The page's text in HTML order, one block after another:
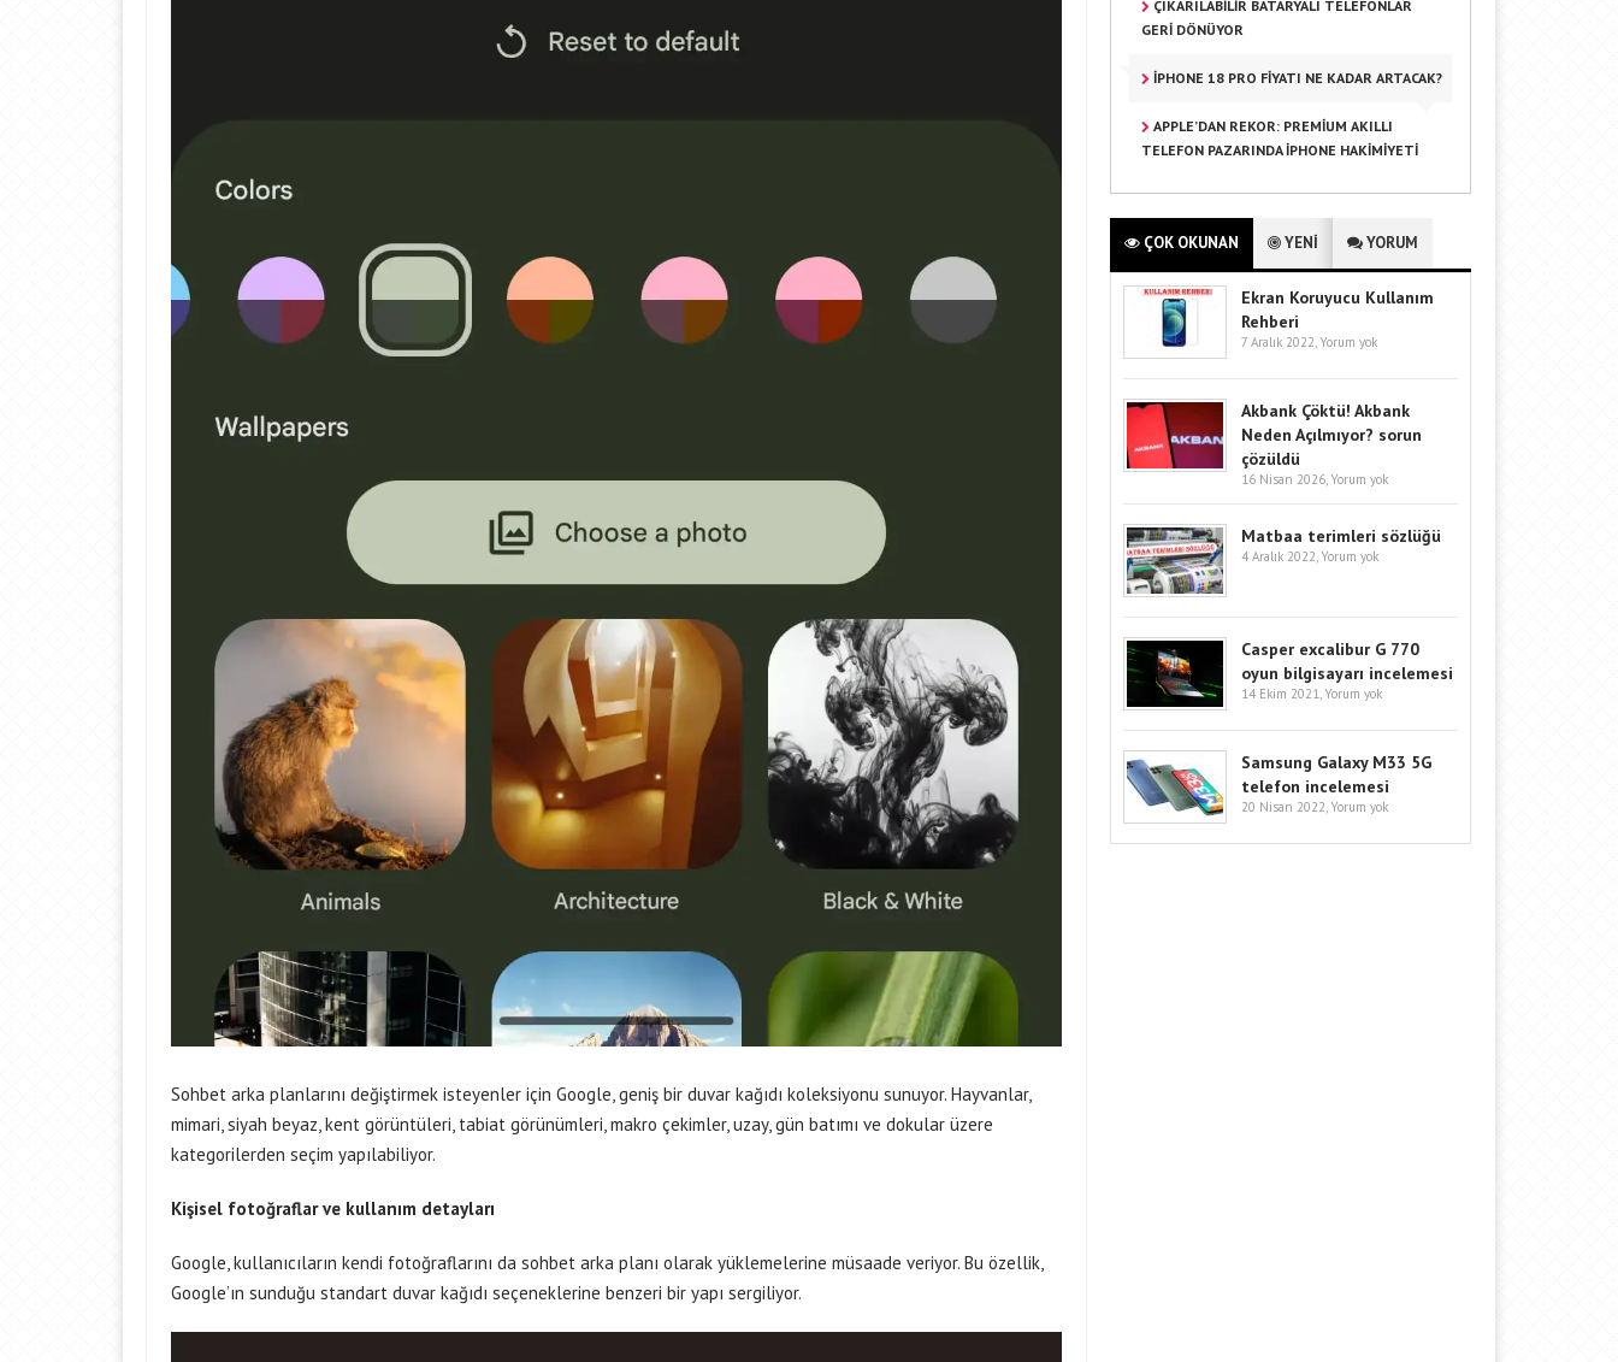
Sohbet arka planlarını değiştirmek isteyenler için Google, geniş bir duvar kağıdı koleksiyonu sunuyor. Hayvanlar,
mimari, siyah beyaz, kent görüntüleri, tabiat görünümleri, makro çekimler, uzay, gün batımı ve dokular üzere
kategorilerden seçim yapılabiliyor.
Kişisel fotoğraflar ve kullanım detayları
Google, kullanıcıların kendi fotoğraflarını da sohbet arka planı olarak yüklemelerine müsaade veriyor. Bu özellik,
Google’ın sunduğu standart duvar kağıdı seçeneklerine benzeri bir yapı sergiliyor.
ÇIKARILABILIR BATARYALI TELEFONLAR
GERI DÖNÜYOR
IPHONE 18 PRO FIYATI NE KADAR ARTACAK?
APPLE’DAN REKOR: PREMIUM AKILLI
TELEFON PAZARINDA IPHONE HAKIMIYETI
ÇOK OKUNAN YENİ YORUM
Ekran Koruyucu Kullanım
Rehberi
7 Aralık 2022, Yorum yok
Akbank Çöktü! Akbank
Neden Açılmıyor? sorun
çözüldü
16 Nisan 2026, Yorum yok
Matbaa terimleri sözlüğü
4 Aralık 2022, Yorum yok
Casper excalibur G 770
oyun bilgisayarı incelemesi
14 Ekim 2021, Yorum yok
Samsung Galaxy M33 5G
telefon incelemesi
20 Nisan 2022, Yorum yok